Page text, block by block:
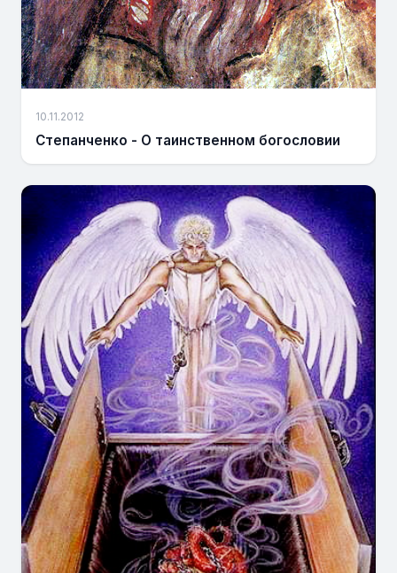
10.11.2012
Степанченко - О таинственном богословии